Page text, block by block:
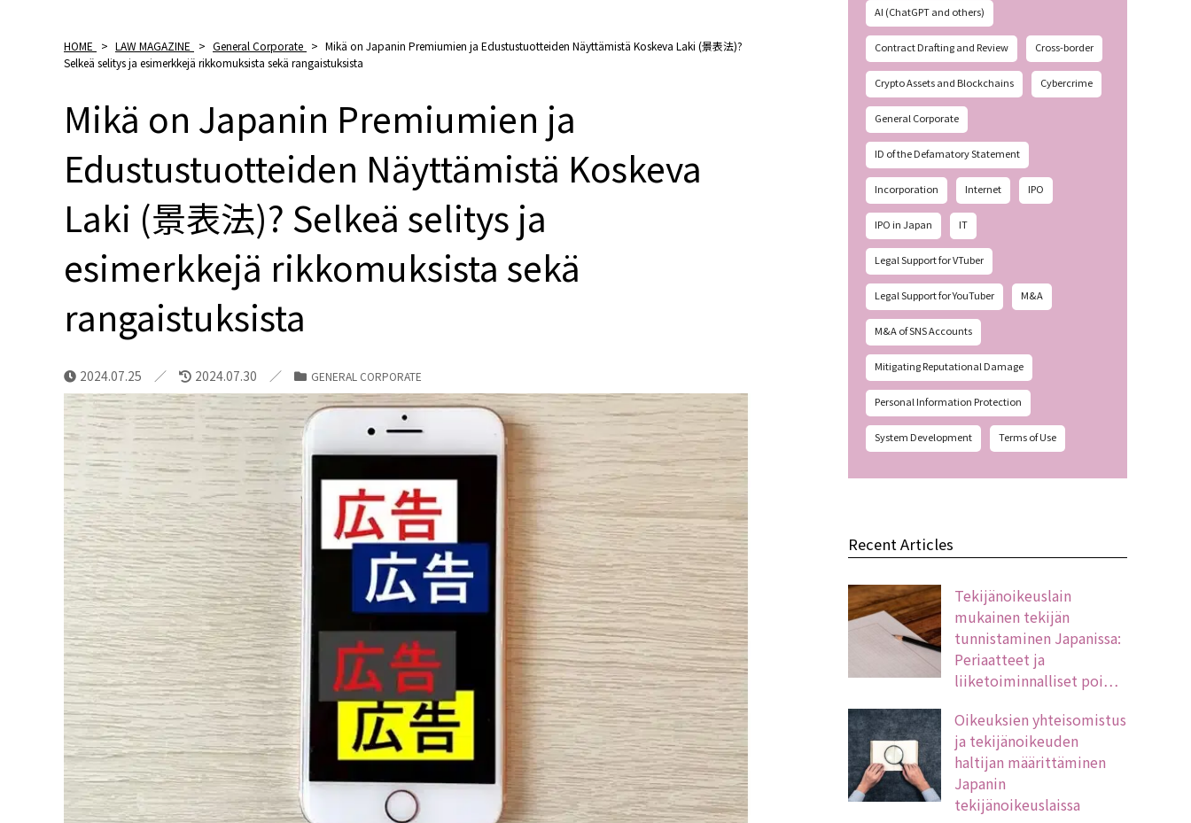
HOME > LAW MAGAZINE > General Corporate > Mikä on Japanin Premiumien ja Edustustuotteiden Näyttämistä Koskeva Laki (景表法)?
Selkeä selitys ja esimerkkejä rikkomuksista sekä rangaistuksista
Mikä on Japanin Premiumien ja
Edustustuotteiden Näyttämistä Koskeva
Laki (景表法)? Selkeä selitys ja
esimerkkejä rikkomuksista sekä
rangaistuksista
2024.07.25 2024.07.30 GENERAL CORPORATE
AI (ChatGPT and others)
Contract Drafting and Review Cross-border
Crypto Assets and Blockchains Cybercrime
General Corporate
ID of the Defamatory Statement
Incorporation Internet IPO
IPO in Japan IT
Legal Support for VTuber
Legal Support for YouTuber M&A
M&A of SNS Accounts
Mitigating Reputational Damage
Personal Information Protection
System Development Terms of Use
Recent Articles
Tekijänoikeuslain
mukainen tekijän
tunnistaminen Japanissa:
Periaatteet ja
liiketoiminnalliset poi…
Oikeuksien yhteisomistus
ja tekijänoikeuden
haltijan määrittäminen
Japanin
tekijänoikeuslaissa